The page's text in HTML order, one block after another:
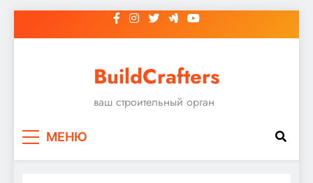
к
BuildCrafters
ваш строительный орган
МЕНЮ